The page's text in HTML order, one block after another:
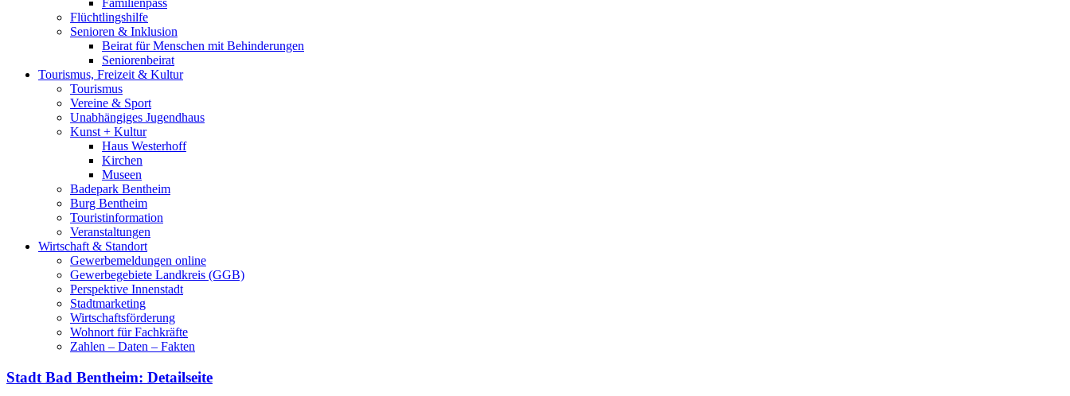
Familienpass
Flüchtlingshilfe
Senioren & Inklusion
Beirat für Menschen mit Behinderungen
Seniorenbeirat
Tourismus, Freizeit & Kultur
Tourismus
Vereine & Sport
Unabhängiges Jugendhaus
Kunst + Kultur
Haus Westerhoff
Kirchen
Museen
Badepark Bentheim
Burg Bentheim
Touristinformation
Veranstaltungen
Wirtschaft & Standort
Gewerbemeldungen online
Gewerbegebiete Landkreis (GGB)
Perspektive Innenstadt
Stadtmarketing
Wirtschaftsförderung
Wohnort für Fachkräfte
Zahlen – Daten – Fakten
Stadt Bad Bentheim: Detailseite